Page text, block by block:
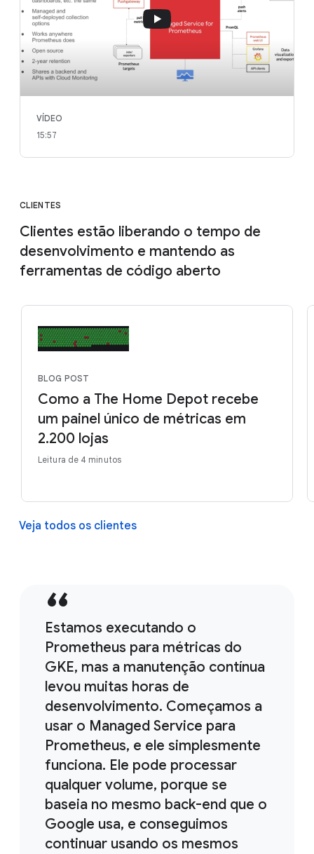
VÍDEO
15:57
CLIENTES
Clientes estão liberando o tempo de
desenvolvimento e mantendo as
ferramentas de código aberto
BLOG POST
Como a The Home Depot recebe
um painel único de métricas em
2.200 lojas
Leitura de 4 minutos
Veja todos os clientes
Estamos executando o
Prometheus para métricas do
GKE, mas a manutenção contínua
levou muitas horas de
desenvolvimento. Começamos a
usar o Managed Service para
Prometheus, e ele simplesmente
funciona. Ele pode processar
qualquer volume, porque se
baseia no mesmo back-end que o
Google usa, e conseguimos
continuar usando os mesmos